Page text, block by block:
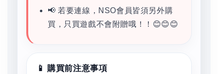
📢 若要連線，NSO會員皆須另外購
買，只買遊戲不會附贈哦！！😊😊😊
📱 購買前注意事項